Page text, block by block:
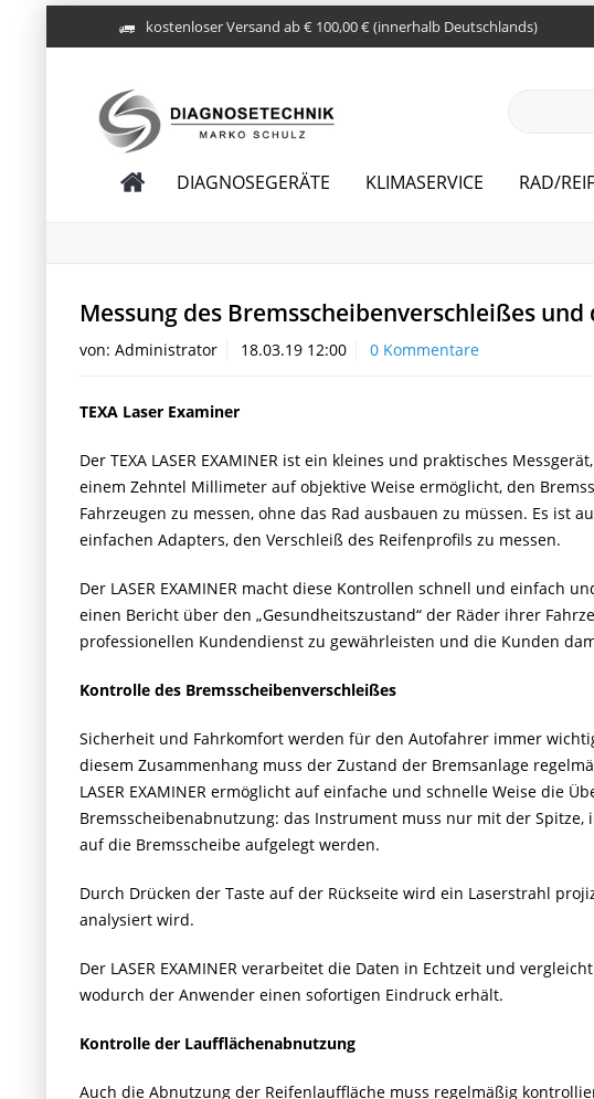
kostenloser Versand ab € 100,00 € (innerhalb Deutschlands)
DIAGNOSEGERÄTE KLIMASERVICE RAD/
Messung des Bremsscheibenverschleißes
von: Administrator 18.03.19 12:00 0 Kommentare
TEXA Laser Examiner
Der TEXA LASER EXAMINER ist ein kleines und praktisches
einem Zehntel Millimeter auf objektive Weise ermöglicht, den
Fahrzeugen zu messen, ohne das Rad ausbauen zu müssen. Es ist
einfachen Adapters, den Verschleiß des Reifenprofils zu messen.
Der LASER EXAMINER macht diese Kontrollen schnell und einfach
einen Bericht über den „Gesundheitszustand“ der Räder ihrer
professionellen Kundendienst zu gewährleisten und die Kunden
Kontrolle des Bremsscheibenverschleißes
Sicherheit und Fahrkomfort werden für den Autofahrer immer
diesem Zusammenhang muss der Zustand der Bremsanlage
LASER EXAMINER ermöglicht auf einfache und schnelle Weise die
Bremsscheibenabnutzung: das Instrument muss nur mit der
auf die Bremsscheibe aufgelegt werden.
Durch Drücken der Taste auf der Rückseite wird ein Laserstrahl
analysiert wird.
Der LASER EXAMINER verarbeitet die Daten in Echtzeit und
wodurch der Anwender einen sofortigen Eindruck erhält.
Kontrolle der Laufflächenabnutzung
Auch die Abnutzung der Reifenlauffläche muss regelmäßig